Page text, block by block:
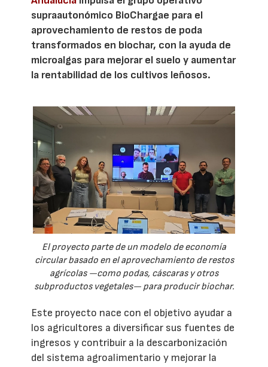
supraautonómico BioChargae para el
aprovechamiento de restos de poda
transformados en biochar, con la ayuda de
microalgas para mejorar el suelo y aumentar
la rentabilidad de los cultivos leñosos.
El proyecto parte de un modelo de economía
circular basado en el aprovechamiento de restos
agrícolas —como podas, cáscaras y otros
subproductos vegetales— para producir biochar.
Este proyecto nace con el objetivo ayudar a
los agricultores a diversificar sus fuentes de
ingresos y contribuir a la descarbonización
del sistema agroalimentario y mejorar la